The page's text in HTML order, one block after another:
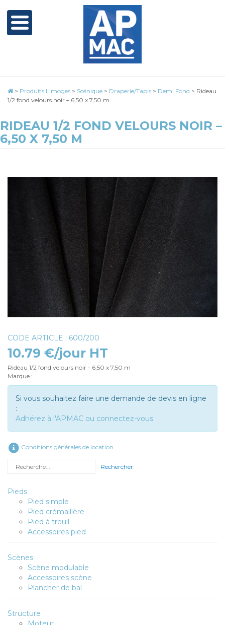
> Produits Limoges > Scénique > Draperie/Tapis > Demi Fond > Rideau
1/2 fond velours noir – 6,50 x 7,50 m
RIDEAU 1/2 FOND VELOURS NOIR –
6,50 X 7,50 M
CODE ARTICLE : 600/200
10.79 €/jour HT
Rideau 1/2 fond velours noir - 6,50 x 7,50 m
Marque :
Si vous souhaitez faire une demande de devis en ligne
:
Adhérez à l'APMAC ou connectez-vous
Conditions générales de location
Rechercher
Pieds
Pied simple
Pied crémaillère
Pied à treuil
Accessoires pied
Scènes
Scène modulable
Accessoires scène
Plancher de bal
Structure